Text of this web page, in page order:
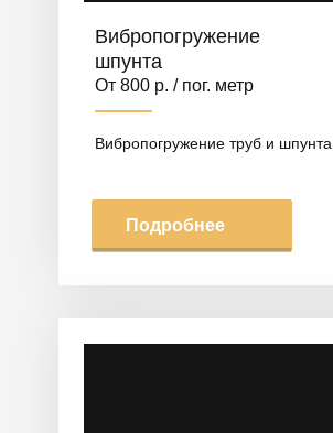
Вибропогружение
шпунта
От 800 р. / пог. метр
Вибропогружение труб и шпунта
Подробнее